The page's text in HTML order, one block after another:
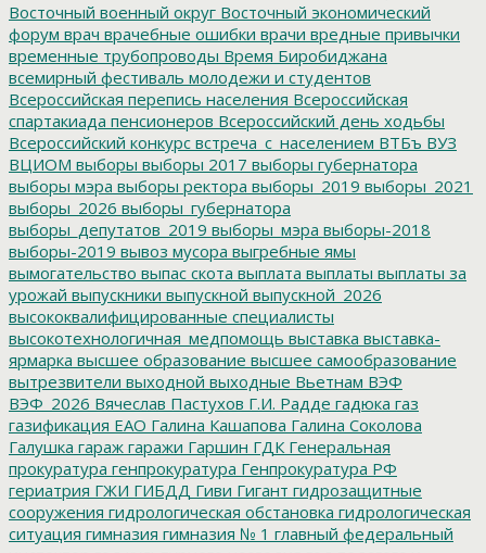
Восточный военный округ Восточный экономический
форум врач врачебные ошибки врачи вредные привычки
временные трубопроводы Время Биробиджана
всемирный фестиваль молодежи и студентов
Всероссийская перепись населения Всероссийская
спартакиада пенсионеров Всероссийский день ходьбы
Всероссийский конкурс встреча_с_населением ВТБъ ВУЗ
ВЦИОМ выборы выборы 2017 выборы губернатора
выборы мэра выборы ректора выборы_2019 выборы_2021
выборы_2026 выборы_губернатора
выборы_депутатов_2019 выборы_мэра выборы-2018
выборы-2019 вывоз мусора выгребные ямы
вымогательство выпас скота выплата выплаты выплаты за
урожай выпускники выпускной выпускной_2026
высококвалифицированные специалисты
высокотехнологичная_медпомощь выставка выставка-
ярмарка высшее образование высшее самообразование
вытрезвители выходной выходные Вьетнам ВЭФ
ВЭФ_2026 Вячеслав Пастухов Г.И. Радде гадюка газ
газификация ЕАО Галина Кашапова Галина Соколова
Галушка гараж гаражи Гаршин ГДК Генеральная
прокуратура генпрокуратура Генпрокуратура РФ
гериатрия ГЖИ ГИБДД Гиви Гигант гидрозащитные
сооружения гидрологическая обстановка гидрологическая
ситуация гимназия гимназия № 1 главный федеральный